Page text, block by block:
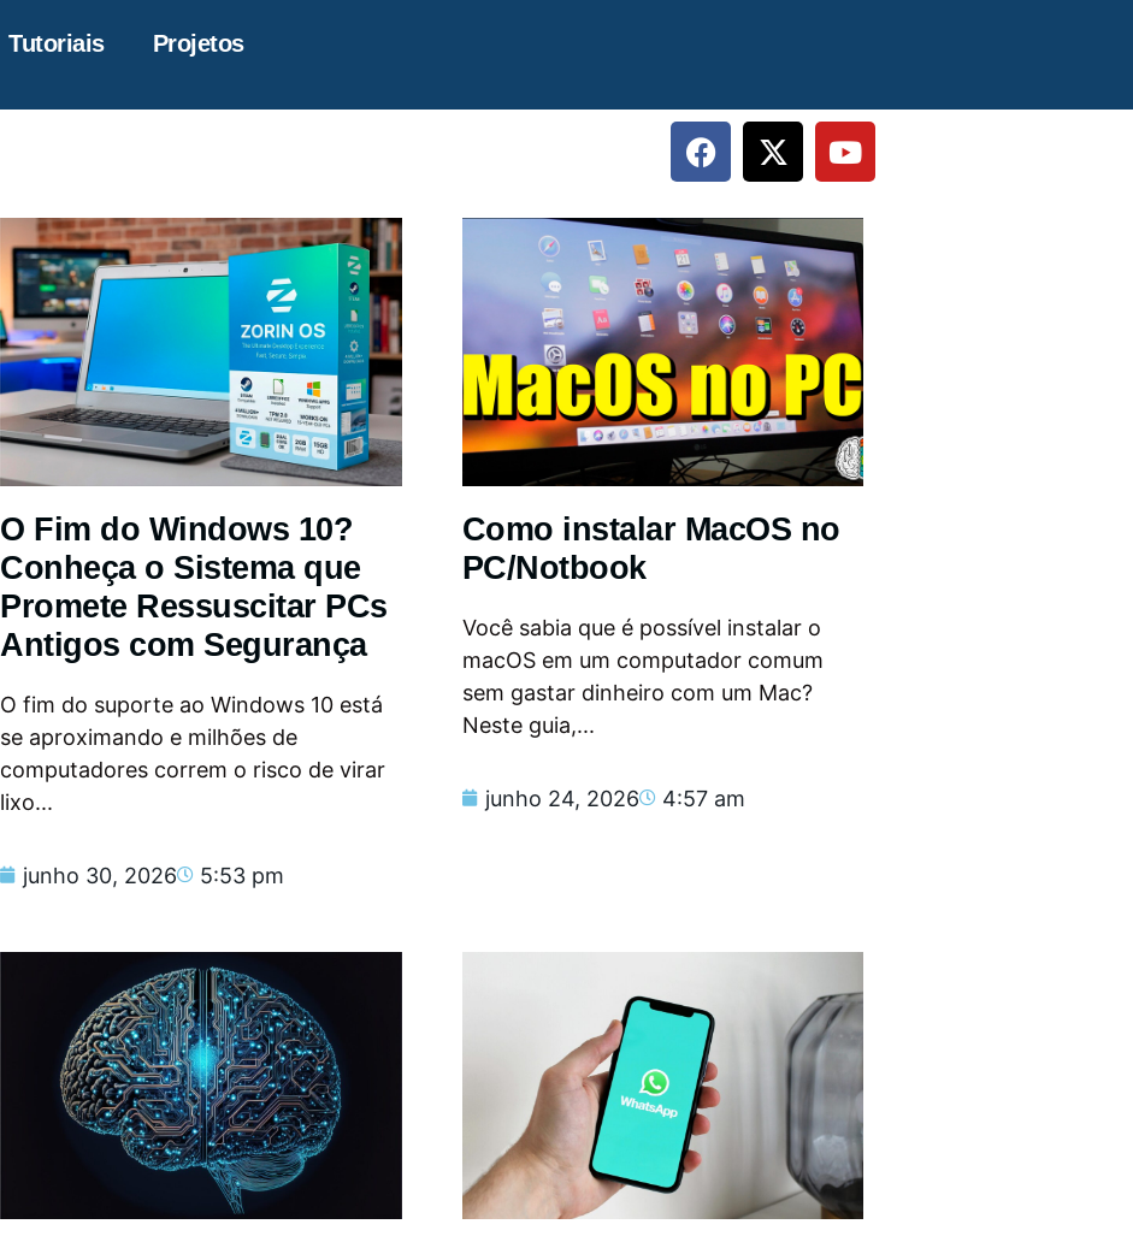
Tutoriais Projetos
O Fim do Windows 10?
Conheça o Sistema que
Promete Ressuscitar PCs
Antigos com Segurança
O fim do suporte ao Windows 10 está
se aproximando e milhões de
computadores correm o risco de virar
lixo...
junho 30, 2026 5:53 pm
Como instalar MacOS no
PC/Notbook
Você sabia que é possível instalar o
macOS em um computador comum
sem gastar dinheiro com um Mac?
Neste guia,...
junho 24, 2026 4:57 am